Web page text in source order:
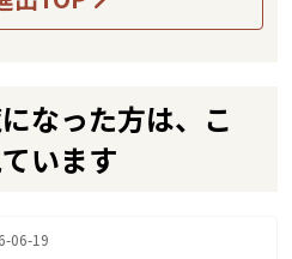
なった方は、こ
います
06-19